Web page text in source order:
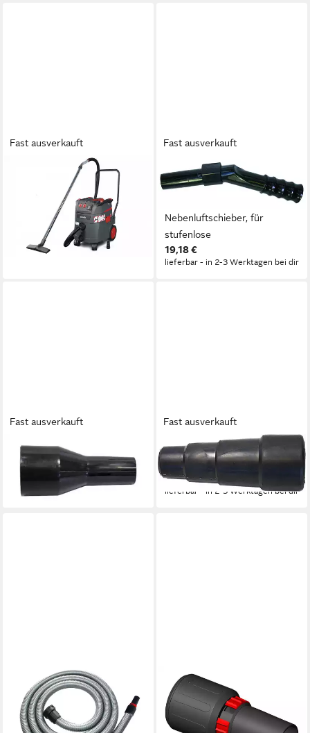
Fast ausverkauft
Industriesauger
mtl. in 48 Raten
lieferbar - in 2-3 Werktagen bei dir
Fast ausverkauft
STARMIX
Industriesauger Starmix
Nebenluftschieber, für
stufenlose
19,18 €
lieferbar - in 2-3 Werktagen bei dir
Fast ausverkauft
STARMIX
Industriesauger
12,68 €
lieferbar - in 2-3 Werktagen bei dir
Fast ausverkauft
STARMIX
Industriesauger
ab 27,00 €
lieferbar - in 2-3 Werktagen bei dir
STARMIX
Industriesauger
75,86 €
lieferbar - in 2-3 Werktagen bei dir
STARMIX
Industriesauger Starmix
Rohranschluss 35 drehbar,
mit Nebenluftring, fŸr